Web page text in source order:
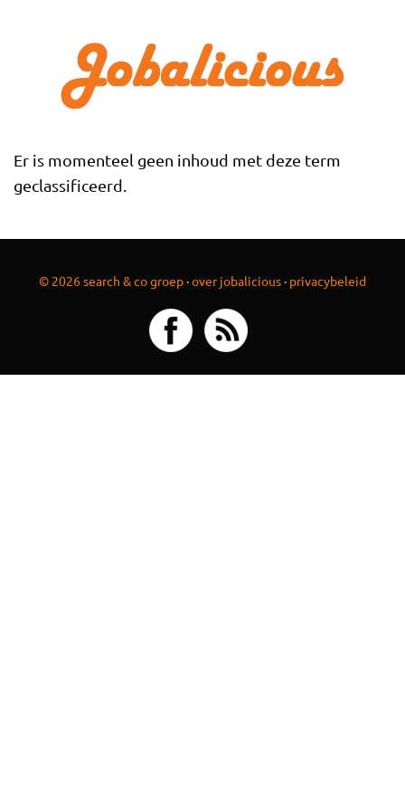
Er is momenteel geen inhoud met deze term
geclassificeerd.
© 2026 search & co groep ·over jobalicious · privacybeleid